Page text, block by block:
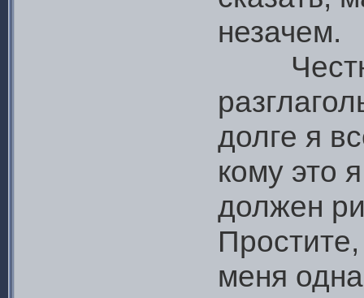
незачем.
Честно
долге я
кому это
должен
меня